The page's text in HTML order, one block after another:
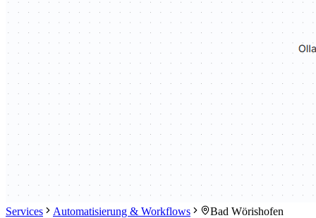
Services Automatisierung & Workflows Bad Wörishofen